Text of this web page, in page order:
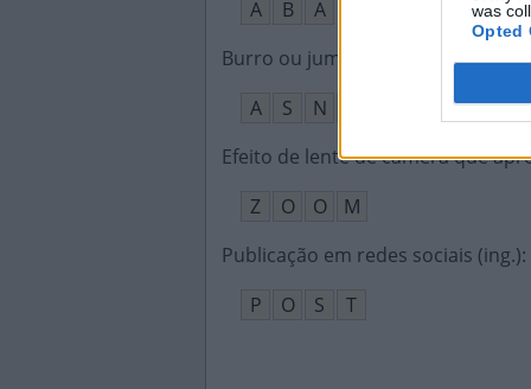
was
Opted
A
B
A
Burro ou jumento
A
S N
Efeito de lente de câmera que
Z
O O
M
Publicação em redes sociais (ing.):
P
O S T